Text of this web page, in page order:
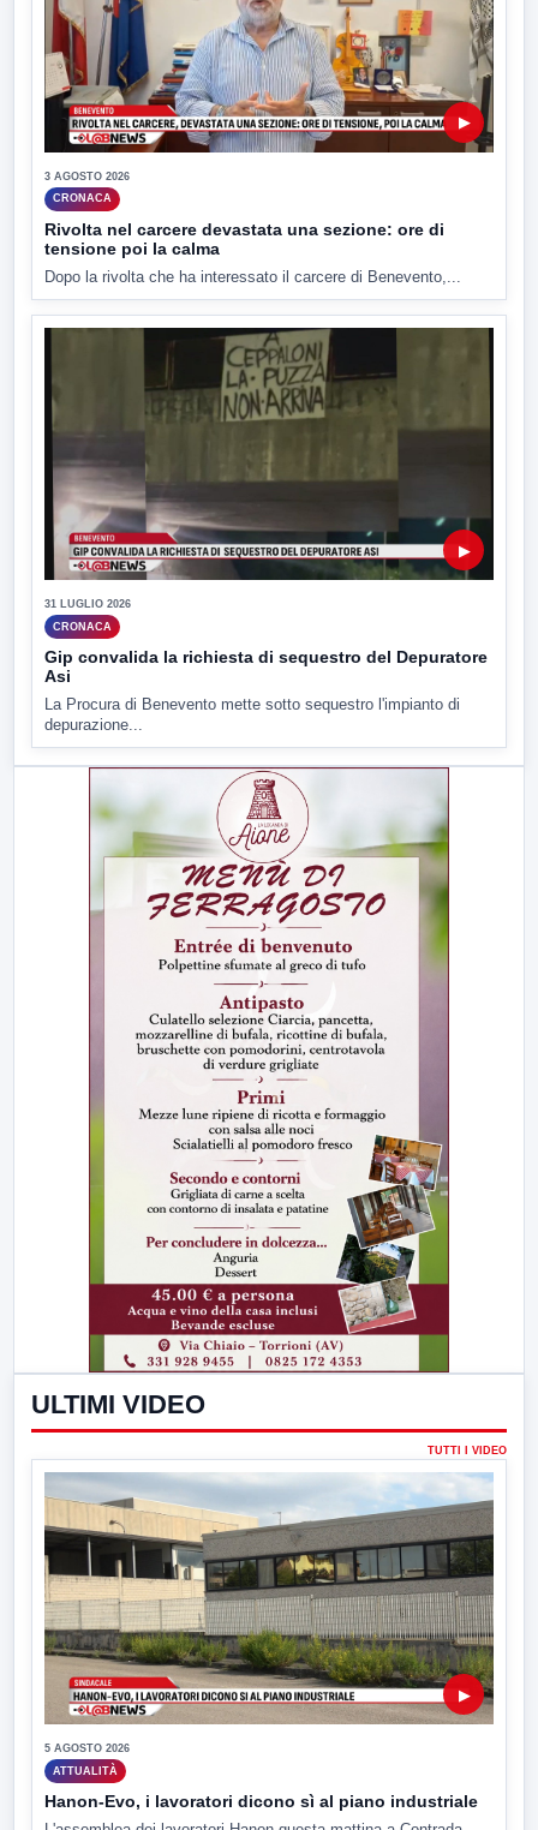
▶
3 AGOSTO 2026
CRONACA
Rivolta nel carcere devastata una sezione: ore di
tensione poi la calma
Dopo la rivolta che ha interessato il carcere di Benevento,...
▶
31 LUGLIO 2026
CRONACA
Gip convalida la richiesta di sequestro del Depuratore
Asi
La Procura di Benevento mette sotto sequestro l'impianto di
depurazione...
ULTIMI VIDEO
TUTTI I VIDEO
▶
5 AGOSTO 2026
ATTUALITÀ
Hanon-Evo, i lavoratori dicono sì al piano industriale